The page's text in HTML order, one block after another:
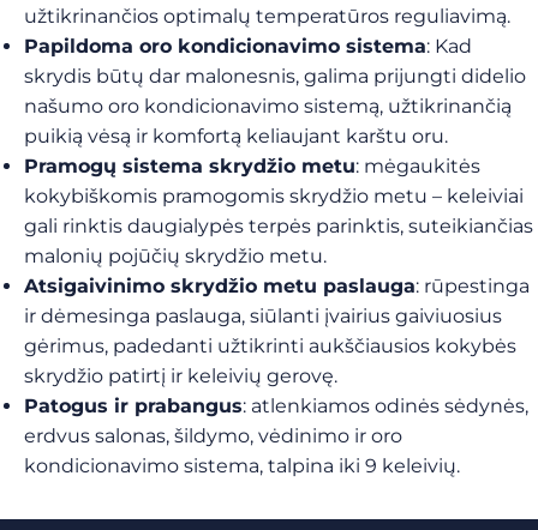
užtikrinančios optimalų temperatūros reguliavimą.
Papildoma oro kondicionavimo sistema: Kad
skrydis būtų dar malonesnis, galima prijungti didelio
našumo oro kondicionavimo sistemą, užtikrinančią
puikią vėsą ir komfortą keliaujant karštu oru.
Pramogų sistema skrydžio metu: mėgaukitės
kokybiškomis pramogomis skrydžio metu – keleiviai
gali rinktis daugialypės terpės parinktis, suteikiančias
malonių pojūčių skrydžio metu.
Atsigaivinimo skrydžio metu paslauga: rūpestinga
ir dėmesinga paslauga, siūlanti įvairius gaiviuosius
gėrimus, padedanti užtikrinti aukščiausios kokybės
skrydžio patirtį ir keleivių gerovę.
Patogus ir prabangus: atlenkiamos odinės sėdynės,
erdvus salonas, šildymo, vėdinimo ir oro
kondicionavimo sistema, talpina iki 9 keleivių.